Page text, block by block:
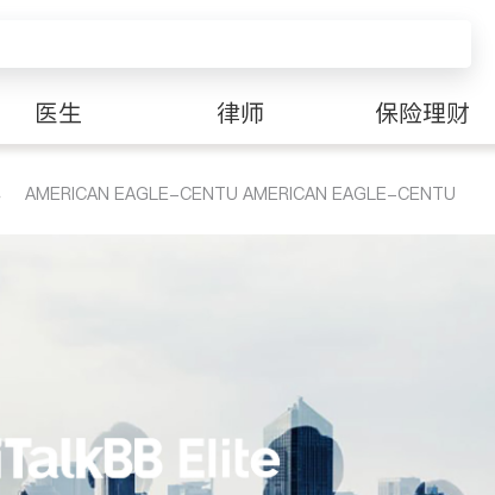
医生 律师 保险理财
AMERICAN EAGLE-CENTU AMERICAN EAGLE-CENTU